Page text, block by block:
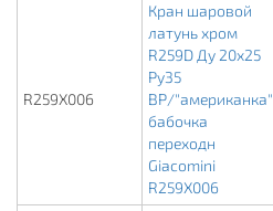
R259X006
Кран шаровой
латунь хром
R259D Ду 20х25
Ру35
ВР/"американка"
бабочка
переходн
Giacomini
R259X006